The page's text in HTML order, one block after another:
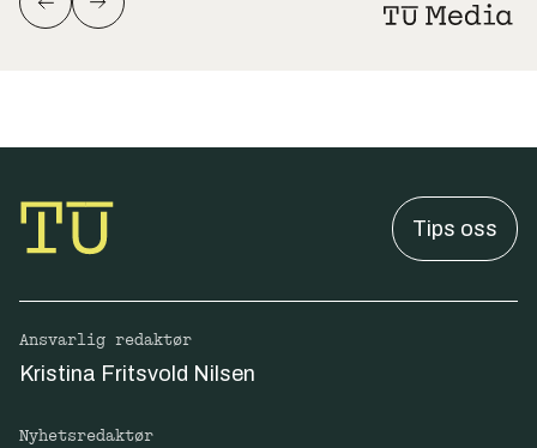
Tips oss
Ansvarlig redaktør
Kristina Fritsvold Nilsen
Nyhetsredaktør